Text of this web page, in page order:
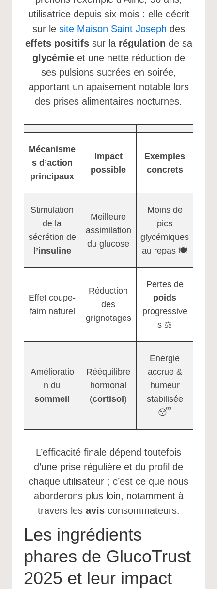
utilisatrice depuis six mois : elle décrit
sur le site Maison Saint Joseph des
effets positifssur la régulation de sa
glycémieet une nette réduction de
ses pulsions sucrées en soirée,
apportant un apaisement notable lors
des prises alimentaires nocturnes.
Mécanisme
s d’action
principaux
Impact
possible
Exemples
concrets
Stimulation
de la
sécrétion de
l’insuline
Meilleure
assimilation
du glucose
Moins de
pics
glycémiques
au repas 🍽️
Effet coupe-
faim naturel
Réduction
des
grignotages
Pertes de
poids
progressive
s ⚖️
Amélioratio
n du
sommeil
Rééquilibre
hormonal
(cortisol )
Energie
accrue &
humeur
stabilisée
😴
L’efficacité finale dépend toutefois
d’une prise régulière et du profil de
chaque utilisateur ; c’est ce que nous
aborderons plus loin, notamment à
travers les avisconsommateurs.
Les ingrédients
phares de GlucoTrust
2025 et leur impact